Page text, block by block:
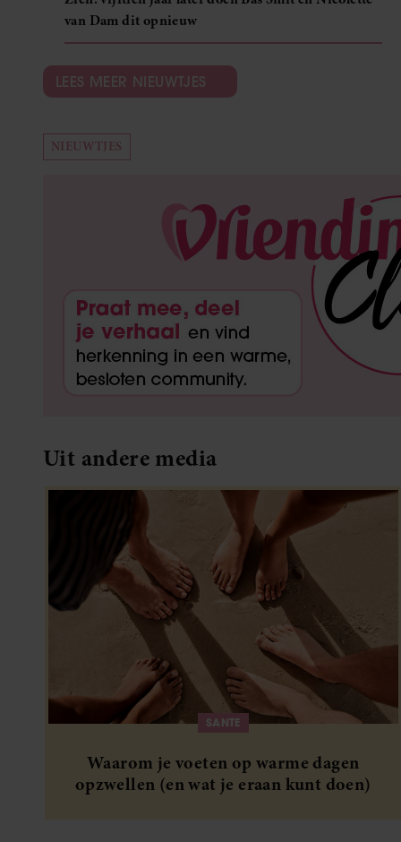
van Dam dit opnieuw
LEES MEER NIEUWTJES
NIEUWTJES
Uit andere media
SANTE
Waarom je voeten op warme dagen
opzwellen (en wat je eraan kunt doen)